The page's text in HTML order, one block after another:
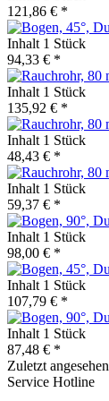
121,86 € *
Inhalt 1 Stück
94,33 € *
Inhalt 1 Stück
135,92 € *
Inhalt 1 Stück
48,43 € *
Inhalt 1 Stück
59,37 € *
Inhalt 1 Stück
98,00 € *
Inhalt 1 Stück
107,79 € *
Inhalt 1 Stück
87,48 € *
Zuletzt angesehen
Service Hotline